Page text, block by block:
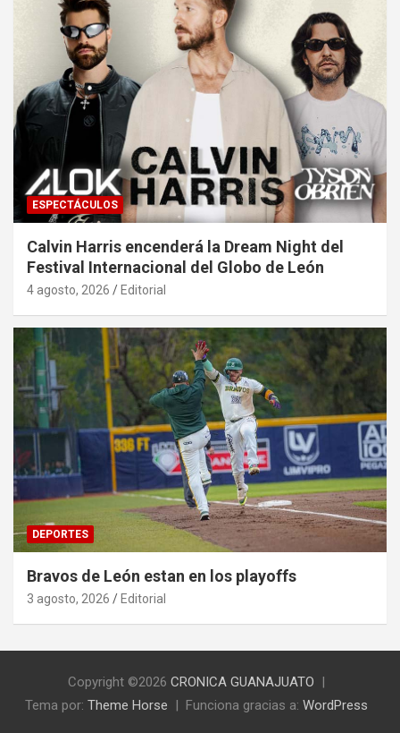
ESPECTÁCULOS
Calvin Harris encenderá la Dream Night del
Festival Internacional del Globo de León
4 agosto, 2026 Editorial
DEPORTES
Bravos de León estan en los playoffs
3 agosto, 2026 Editorial
Copyright ©2026 CRONICA GUANAJUATO
Tema por: Theme Horse Funciona gracias a: WordPress